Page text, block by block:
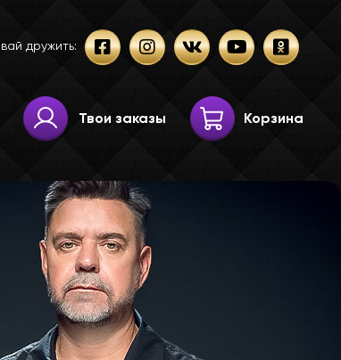
дружить:
Твои заказы Корзина